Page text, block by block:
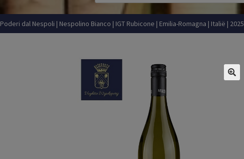
Poderi dal Nespoli | Nespolino Bianco | IGT Rubicone | Emilia-Romagna | Italië | 2025